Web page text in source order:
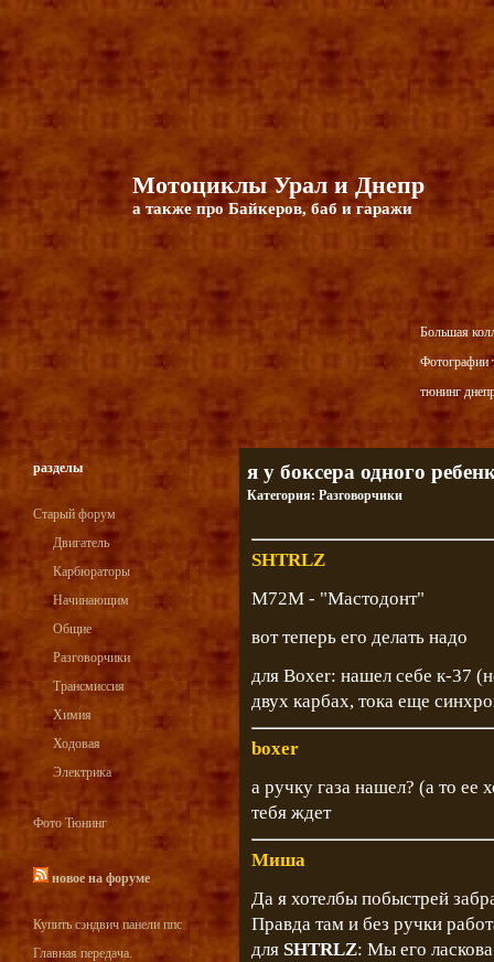
Мотоциклы Урал и Днепр
а также про Байкеров, баб и гаражи
Большая
Фотографии
тюнинг
разделы
Старый форум
Двигатель
Карбюраторы
Начинающим
Общие
Разговорчики
Трансмиссия
Химия
Ходовая
Электрика
Фото Тюнинг
новое на форуме
Купить сэндвич панели ппс
Главная передача.
я у боксера одного
Категория: Разговорчики
SHTRLZ
М72М - "Мастодонт"
вот теперь его делать надо
для Boxer: нашел себе к-37
двух карбах, тока еще
boxer
а ручку газа нашел? (а то ее
тебя ждет
Миша
Да я хотелбы побыстрей
Правда там и без ручки
для SHTRLZ: Мы его